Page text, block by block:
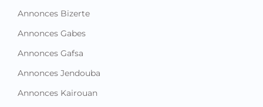
Annonces Bizerte
Annonces Gabes
Annonces Gafsa
Annonces Jendouba
Annonces Kairouan